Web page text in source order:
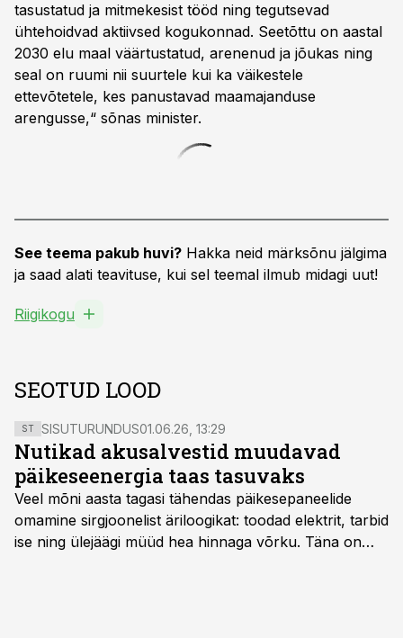
tasustatud ja mitmekesist tööd ning tegutsevad
ühtehoidvad aktiivsed kogukonnad. Seetõttu on aastal
2030 elu maal väärtustatud, arenenud ja jõukas ning
seal on ruumi nii suurtele kui ka väikestele
ettevõtetele, kes panustavad maamajanduse
arengusse,“ sõnas minister.
See teema pakub huvi? Hakka neid märksõnu jälgima
ja saad alati teavituse, kui sel teemal ilmub midagi uut!
Riigikogu
SEOTUD LOOD
ST SISUTURUNDUS01.06.26, 13:29
Nutikad akusalvestid muudavad
päikeseenergia taas tasuvaks
Veel mõni aasta tagasi tähendas päikesepaneelide
omamine sirgjoonelist äriloogikat: toodad elektrit, tarbid
ise ning ülejäägi müüd hea hinnaga võrku. Täna on